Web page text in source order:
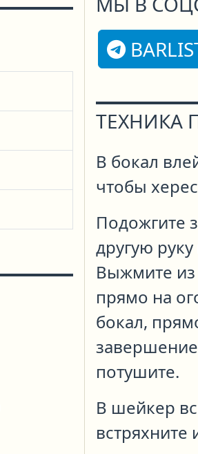
ТЕХНИКА
В бокал
чтобы
Подожгите
другую
Выжмите
прямо на
бокал,
потушите.
В шейкер
встряхните